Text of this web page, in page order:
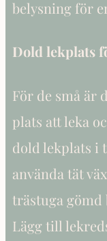
belysning för
Dold lekplats
För de små är
plats att leka
dold lekplats i
använda tät
trästuga
Lägg till